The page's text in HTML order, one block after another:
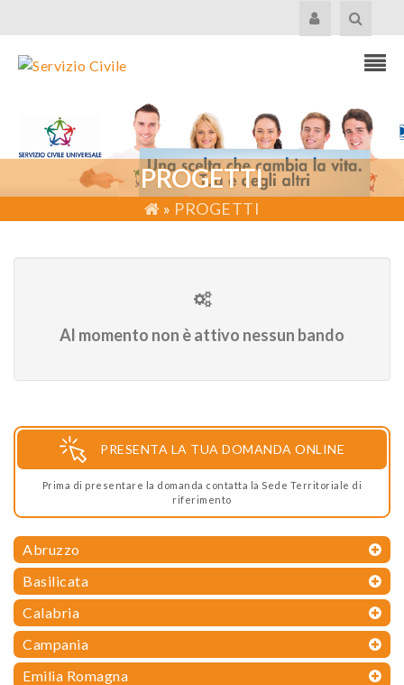
PROGETTI
» PROGETTI
Al momento non è attivo nessun bando
PRESENTA LA TUA DOMANDA ONLINE
Prima di presentare la domanda contatta la Sede Territoriale di
riferimento
Abruzzo
Basilicata
Calabria
Campania
Emilia Romagna